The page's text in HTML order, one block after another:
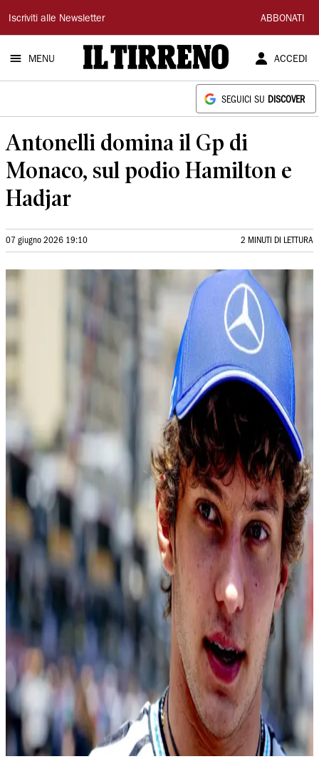
Il
Tirreno
Iscriviti alle Newsletter ABBONATI
MENU ACCEDI
SEGUICI SU DISCOVER
Antonelli domina il Gp di
Monaco, sul podio Hamilton e
Hadjar
07 giugno 2026 19:10 2 MINUTI DI LETTURA